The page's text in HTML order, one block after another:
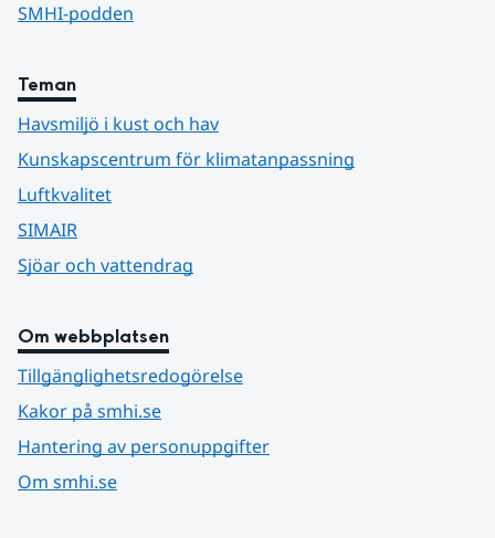
SMHI-podden
Teman
Havsmiljö i kust och hav
Kunskapscentrum för klimatanpassning
Luftkvalitet
SIMAIR
Sjöar och vattendrag
Om webbplatsen
Tillgänglighetsredogörelse
Kakor på smhi.se
Hantering av personuppgifter
Om smhi.se